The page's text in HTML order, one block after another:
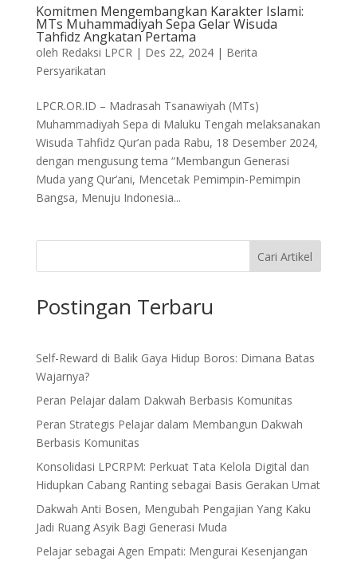
Komitmen Mengembangkan Karakter Islami:
MTs Muhammadiyah Sepa Gelar Wisuda
Tahfidz Angkatan Pertama
oleh Redaksi LPCR| Des 22, 2024| Berita
Persyarikatan
LPCR.OR.ID – Madrasah Tsanawiyah (MTs)
Muhammadiyah Sepa di Maluku Tengah melaksanakan
Wisuda Tahfidz Qur’an pada Rabu, 18 Desember 2024,
dengan mengusung tema “Membangun Generasi
Muda yang Qur’ani, Mencetak Pemimpin-Pemimpin
Bangsa, Menuju Indonesia...
Cari Artikel
Postingan Terbaru
Self-Reward di Balik Gaya Hidup Boros: Dimana Batas
Wajarnya?
Peran Pelajar dalam Dakwah Berbasis Komunitas
Peran Strategis Pelajar dalam Membangun Dakwah
Berbasis Komunitas
Konsolidasi LPCRPM: Perkuat Tata Kelola Digital dan
Hidupkan Cabang Ranting sebagai Basis Gerakan Umat
Dakwah Anti Bosen, Mengubah Pengajian Yang Kaku
Jadi Ruang Asyik Bagi Generasi Muda
Pelajar sebagai Agen Empati: Mengurai Kesenjangan